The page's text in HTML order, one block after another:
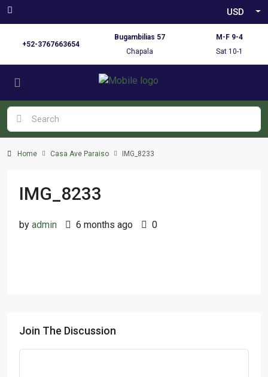
USD
+52-3767663654
Bugambilias 57
Chapala
M-F 9-4
Sat 10-1
Home Casa Ave Paraiso IMG_8233
IMG_8233
by admin 6 months ago 0
Join The Discussion